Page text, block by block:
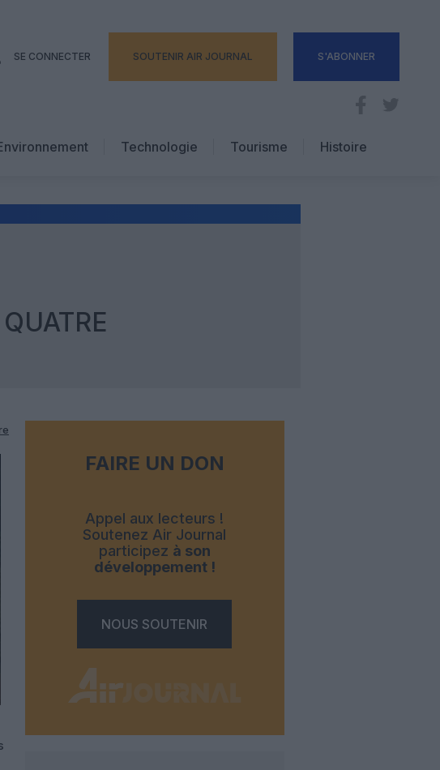
SE CONNECTER SOUTENIR AIR JOURNAL S'ABONNER
Technologie
Tourisme
Hôtellerie
Histoire
FAIRE UN DON
Appel aux lecteurs !
Soutenez Air Journal
participez à son
développement !
NOUS SOUTENIR